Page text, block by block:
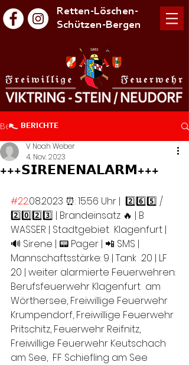
Retten-Löschen-
Schützen-Bergen
Beitrag
+++𝗦𝗜𝗥𝗘𝗡𝗘𝗡𝗔𝗟𝗔𝗥𝗠+++
V Noah Weber
4. Nov. 2023
#22.08.2023 ⏰: 15:56 Uhr |  2️⃣6️⃣5️⃣ /
2️⃣0️⃣2️⃣3️⃣ | Brandeinsatz 🔥 | B
WASSER | Stadtgebiet  Klagenfurt |
🔊 Sirene | 📟 Pager | 📲 SMS |
Mannschaftsstärke: 9 | Tank  20 | LF
20 | weiter alarmierte Feuerwehren:
Berufsfeuerwehr Klagenfurt  am
Wörthersee, Freiwillige Feuerwehr
Krumpendorf, Freiwillige Feuerwehr
Pritschitz, Feuerwehr Reifnitz,
Freiwillige Feuerwehr Keutschach
am See,  FF Schiefling am See
BERICHTE